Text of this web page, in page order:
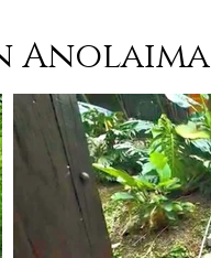
Anolaima